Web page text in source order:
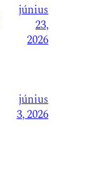
június
23,
2026
június
3, 2026